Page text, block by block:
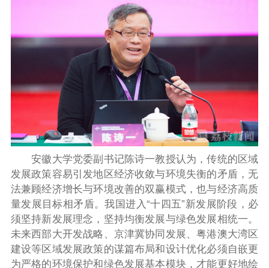
安徽大学党委副书记陈诗一教授认为，传统的区域
发展政策容易引发地区经济收敛与环境失衡的矛盾，无
法兼顾经济增长与环境改善的双赢模式，也与经济高质
量发展目标相矛盾。我国进入“十四五”新发展阶段，必
须坚持新发展理念，坚持均衡发展与绿色发展相统一。
未来西部大开发战略、京津冀协同发展、粤港澳大湾区
建设等区域发展政策的谋篇布局和设计优化必须自嵌更
为严格的环境保护和绿色发展基本模块，才能更好地绘